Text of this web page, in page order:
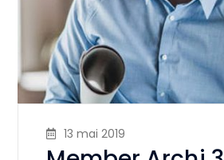
13 mai 2019